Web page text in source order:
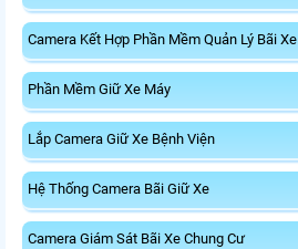
Camera Kết Hợp Phần Mềm Quản Lý Bãi Xe
Phần Mềm Giữ Xe Máy
Lắp Camera Giữ Xe Bệnh Viện
Hệ Thống Camera Bãi Giữ Xe
Camera Giám Sát Bãi Xe Chung Cư